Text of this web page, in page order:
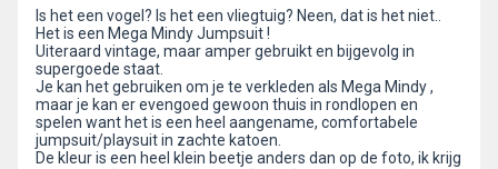
Is het een vogel? Is het een vliegtuig? Neen, dat is het niet..
Het is een Mega Mindy Jumpsuit !
Uiteraard vintage, maar amper gebruikt en bijgevolg in
supergoede staat.
Je kan het gebruiken om je te verkleden als Mega Mindy ,
maar je kan er evengoed gewoon thuis in rondlopen en
spelen want het is een heel aangename, comfortabele
jumpsuit/playsuit in zachte katoen.
De kleur is een heel klein beetje anders dan op de foto, ik krijg